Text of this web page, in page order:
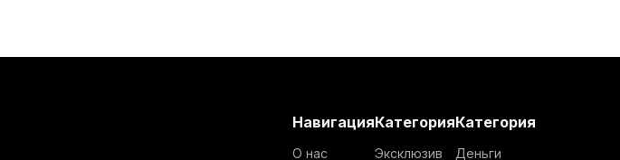
Навигация
О нас
Категория
Эксклюзив
Категория
Деньги